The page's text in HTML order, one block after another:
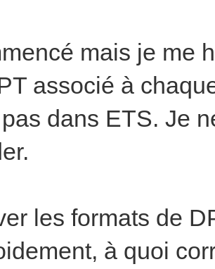
mais je me
associé à
dans ETS. Je
les formats de
à quoi